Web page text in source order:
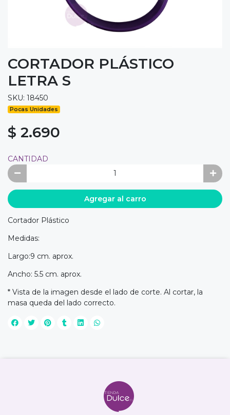
CORTADOR PLÁSTICO
LETRA S
SKU: 18450
Pocas Unidades
$ 2.690
CANTIDAD
Agregar al carro
Cortador Plástico
Medidas:
Largo:9 cm. aprox.
Ancho: 5.5 cm. aprox.
* Vista de la imagen desde el lado de corte. Al cortar, la
masa queda del lado correcto.